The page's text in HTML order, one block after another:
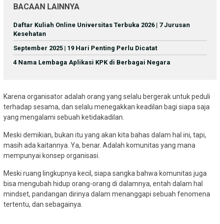
BACAAN LAINNYA
Daftar Kuliah Online Universitas Terbuka 2026 | 7 Jurusan
Kesehatan
September 2025 | 19 Hari Penting Perlu Dicatat
4 Nama Lembaga Aplikasi KPK di Berbagai Negara
Karena organisator adalah orang yang selalu bergerak untuk peduli
terhadap sesama, dan selalu menegakkan keadilan bagi siapa saja
yang mengalami sebuah ketidakadilan.
Meski demikian, bukan itu yang akan kita bahas dalam hal ini, tapi,
masih ada kaitannya. Ya, benar. Adalah komunitas yang mana
mempunyai konsep organisasi.
Meski ruang lingkupnya kecil, siapa sangka bahwa komunitas juga
bisa mengubah hidup orang-orang di dalamnya, entah dalam hal
mindset, pandangan dirinya dalam menanggapi sebuah fenomena
tertentu, dan sebagainya.